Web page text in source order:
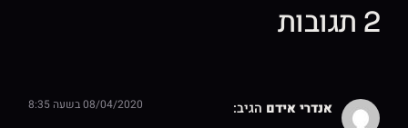
2 תגובות
אנדרי אידם הגיב: 08/04/2020 בשעה 8:35